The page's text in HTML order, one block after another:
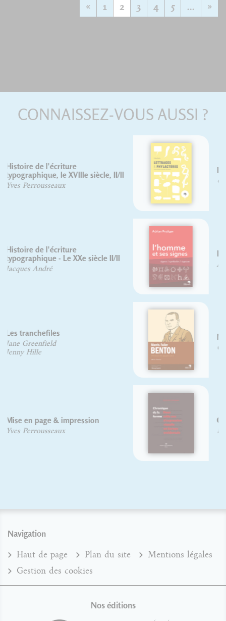
« 1 2 3 4 5 ... »
CONNAISSEZ-VOUS AUSSI ?
Lettrages et phylactères
Gaby Bazin
L'homme et ses signes
Chronique de la forme
Navigation
Haut de page Plan du site
Mentions légales
Gestion des cookies
Nos éditions